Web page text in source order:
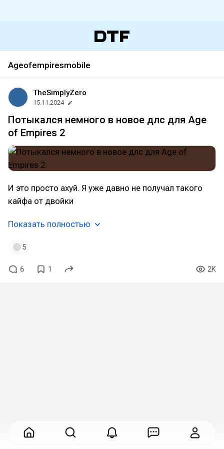
Ageofempiresmobile
TheSimplyZero
15.11.2024
Потыкался немного в новое длс для Age
of Empires 2
И это просто ахуй. Я уже давно не получал такого
кайфа от двойки
Показать полностью
5
6 1 2K